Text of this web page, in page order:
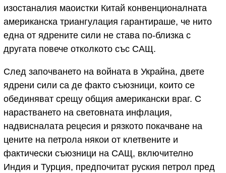
изостаналия маоистки Китай конвенционалната
американска триангулация гарантираше, че нито
една от ядрените сили не става по-близка с
другата повече отколкото със САЩ.
След започването на войната в Украйна, двете
ядрени сили са де факто съюзници, които се
обединяват срещу общия американски враг. С
нарастването на световната инфлация,
надвисналата рецесия и рязкото покачване на
цените на петрола някои от клетвените и
фактически съюзници на САЩ, включително
Индия и Турция, предпочитат руския петрол пред